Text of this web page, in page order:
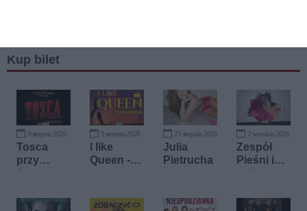
Kup bilet
9 sierpnia 2026
Tosca
przy
9 sierpnia 2026
I like
Queen -
23 sierpnia 2026
Julia
Pietrucha
2 września 2026
Zespół
Pieśni i